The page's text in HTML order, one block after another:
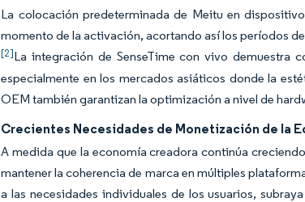
La colocación predeterminada de Meitu en
momento de la activación, acortando así los períodos
[2]La integración de SenseTime con vivo demuestra
especialmente en los mercados asiáticos donde la
OEM también garantizan la optimización a nivel de
Crecientes Necesidades de Monetización de la
A medida que la economía creadora continúa
mantener la coherencia de marca en múltiples
a las necesidades individuales de los usuarios,